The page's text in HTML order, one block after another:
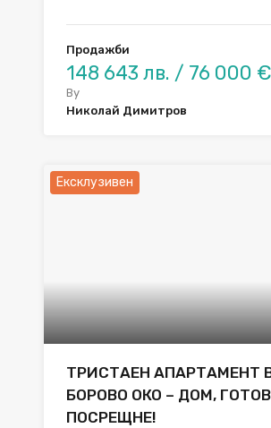
Продажби
148 643 лв. / 76 000 €
By
Николай Димитров
Ексклузивен
ТРИСТАЕН АПАРТАМЕНТ
БОРОВО ОКО – ДОМ,
ПОСРЕЩНЕ!